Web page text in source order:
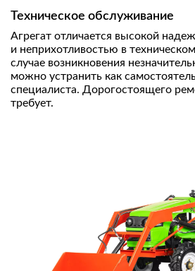
Техническое обслуживание
Агрегат отличается высокой
и неприхотливостью в
случае возникновения
можно устранить как
специалиста. Дорогостоящего
требует.